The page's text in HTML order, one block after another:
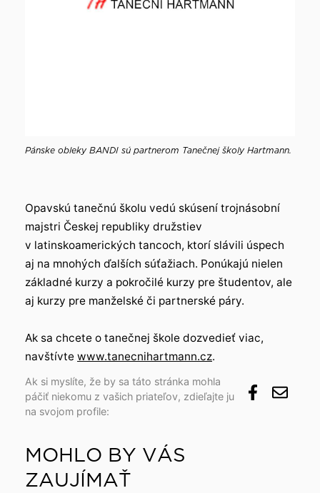
Pánske obleky BANDI sú partnerom Tanečnej školy Hartmann.
Opavskú tanečnú školu vedú skúsení trojnásobní
majstri Českej republiky družstiev
v latinskoamerických tancoch, ktorí slávili úspech
aj na mnohých ďalších súťažiach. Ponúkajú nielen
základné kurzy a pokročilé kurzy pre študentov, ale
aj kurzy pre manželské či partnerské páry.
Ak sa chcete o tanečnej škole dozvedieť viac,
navštívte www.tanecnihartmann.cz.
Ak si myslíte, že by sa táto stránka mohla
páčiť niekomu z vašich priateľov, zdieľajte ju
na svojom profile:
MOHLO BY VÁS
ZAUJÍMAŤ